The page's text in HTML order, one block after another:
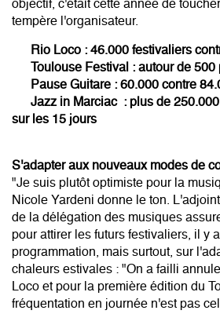
objectif, c'était cette année de
tempère l'organisateur.
Rio Loco : 46.000 festivaliers
Toulouse Festival : autour de 500
Pause Guitare : 60.000 contre
Jazz in Marciac : plus de 250.000
sur les 15 jours
S'adapter aux nouveaux modes de
"Je suis plutôt optimiste pour la
Nicole Yardeni donne le ton.
de la délégation des musiques
pour attirer les futurs festivaliers, il y
programmation, mais surtout, sur
chaleurs estivales : "On a failli
Loco et pour la première édition du
fréquentation en journée n'est pas